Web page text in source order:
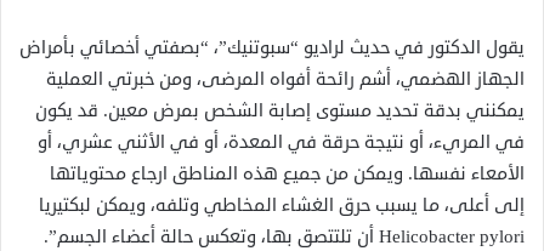
يقول الدكتور في حديث لراديو “سبوتنيك”، “بصفتي أخصائي بأمراض
الجهاز الهضمي، أشم رائحة أفواه المرضى، ومن خبرتي العملية
يمكنني بدقة تحديد مستوى إصابة الشخص بمرض معين. قد يكون
في المريء، أو نتيجة حرقة في المعدة، أو في الأثني عشري، أو
الأمعاء نفسها. ويمكن من جميع هذه المناطق ارجاع محتوياتها
إلى أعلى، ما يسبب حرق الغشاء المخاطي وتلفه، ويمكن لبكتيريا
Helicobacter pylori أن تلتتصق بها، وتعكس حالة أعضاء الجسم”.